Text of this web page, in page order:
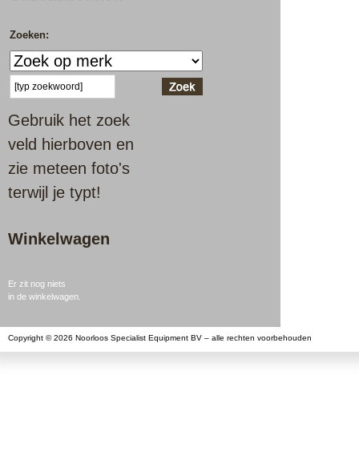
Zoeken:
Gebruik het zoek
veld hierboven en
zie meteen foto's
terwijl je typt!
Winkelwagen
Er zit nog niets
in de winkelwagen.
Copyright © 2026 Noorloos Specialist Equipment BV – alle rechten voorbehouden